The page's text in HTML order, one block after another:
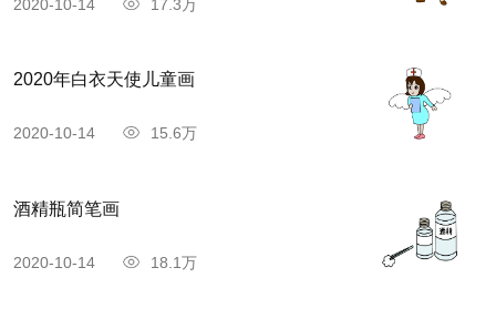
2020-10-14 17.3万
2020年白衣天使儿童画
2020-10-14 15.6万
酒精瓶简笔画
2020-10-14 18.1万